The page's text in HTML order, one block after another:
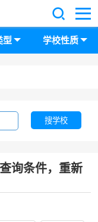
型 学校性质
搜学校
询条件，重新